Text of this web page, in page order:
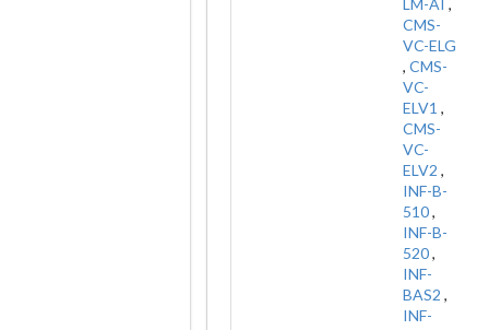
LM-AI ,
CMS-
VC-ELG
, CMS-
VC-
ELV1 ,
CMS-
VC-
ELV2 ,
INF-B-
510,
INF-B-
520,
INF-
BAS2 ,
INF-